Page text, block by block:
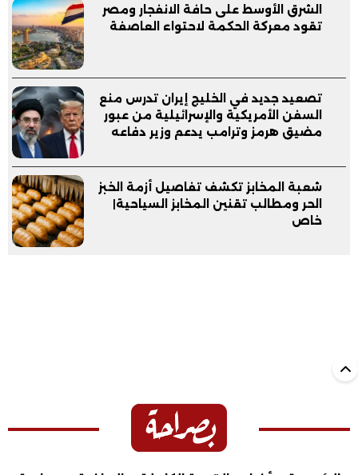
الشرق الأوسط على حافة الانفجار ومصر
تقود معركة الحكمة لاحتواء العاصفة
تصعيد جديد في الخليج إيران تدرس منع
السفن الأمريكية والإسرائيلية من عبور
مضيق هرمز وترامب يدعم وزير دفاعه
شعبة المخابز تكشف تفاصيل أزمة الخبز
الحر ومطالب تقنين المخابز السياحية|
خاص